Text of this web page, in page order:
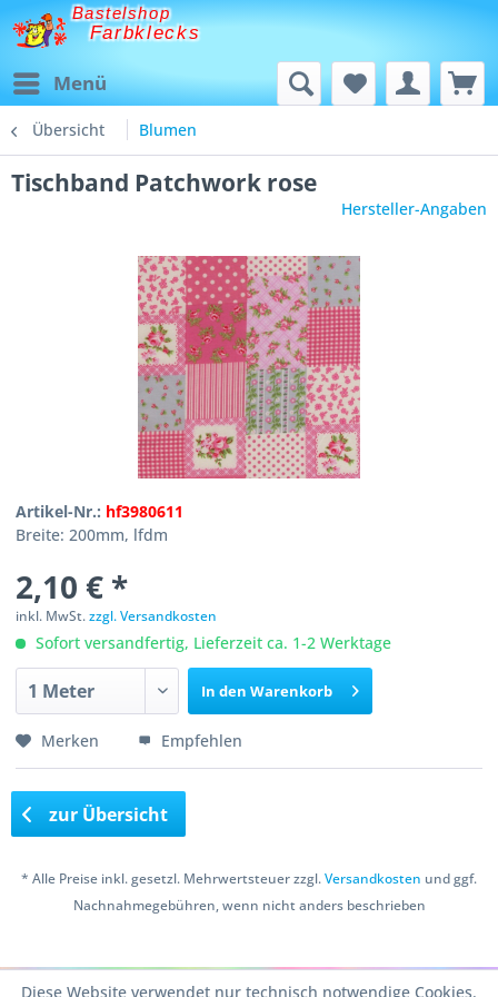
Bastelshop
Farbklecks
Menü
Übersicht Blumen
Tischband Patchwork rose
Hersteller-Angaben
Artikel-Nr.: hf3980611
Breite: 200mm, lfdm
2,10 € *
inkl. MwSt.zzgl. Versandkosten
Sofort versandfertig, Lieferzeit ca. 1-2 Werktage
In den Warenkorb
Merken Empfehlen
zur Übersicht
* Alle Preise inkl. gesetzl. Mehrwertsteuer zzgl.Versandkosten und ggf.
Nachnahmegebühren, wenn nicht anders beschrieben
Diese Website verwendet nur technisch notwendige Cookies.